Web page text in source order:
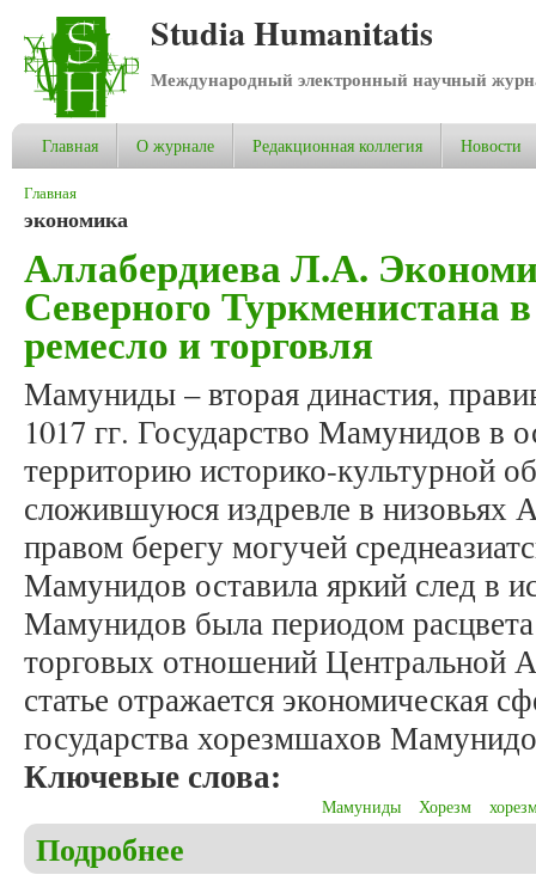
Studia Humanitatis
Международный электронный научный
Главная О журнале Редакционная коллегия Новости
Вы здесь
Главная
экономика
Аллабердиева Л.А.
Северного Туркменистана
ремесло и торговля
Мамуниды – вторая династия,
1017 гг. Государство Мамунидов в
территорию историко-культурной
сложившуюся издревле в низовьях
правом берегу могучей
Мамунидов оставила яркий след в
Мамунидов была периодом
торговых отношений Центральной
статье отражается экономическая
государства хорезмшахов
Ключевые слова:
Мамуниды Хорезм
Подробнее